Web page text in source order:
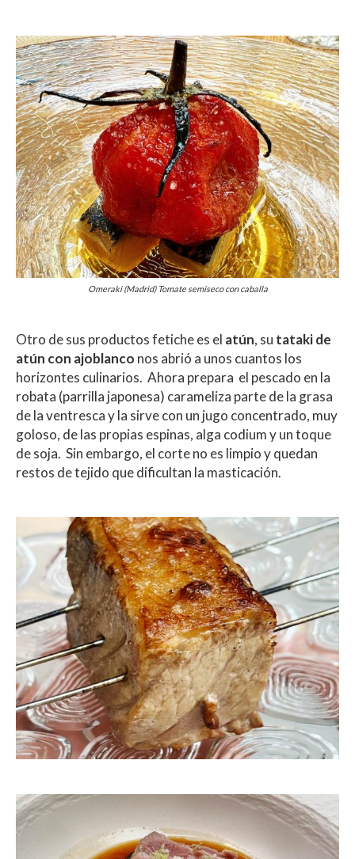
Omeraki (Madrid) Tomate semiseco con caballa
Otro de sus productos fetiche es el atún, su tataki de
atún con ajoblanco nos abrió a unos cuantos los
horizontes culinarios. Ahora prepara el pescado en la
robata (parrilla japonesa) carameliza parte de la grasa
de la ventresca y la sirve con un jugo concentrado, muy
goloso, de las propias espinas, alga codium y un toque
de soja. Sin embargo, el corte no es limpio y quedan
restos de tejido que dificultan la masticación.